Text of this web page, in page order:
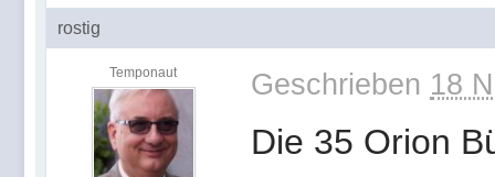
rostig
Temponaut Geschrieben 18
Die 35 Orion